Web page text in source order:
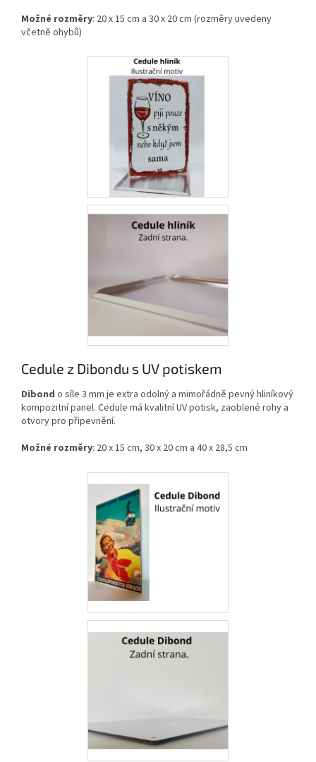
Možné rozměry: 20 x 15 cm a 30 x 20 cm (rozměry uvedeny
včetně ohybů)
Cedule z Dibondu s UV potiskem
Dibond o síle 3 mm je extra odolný a mimořádně pevný hliníkový
kompozitní panel. Cedule má kvalitní UV potisk, zaoblené rohy a
otvory pro připevnění.
Možné rozměry: 20 x 15 cm, 30 x 20 cm a 40 x 28,5 cm